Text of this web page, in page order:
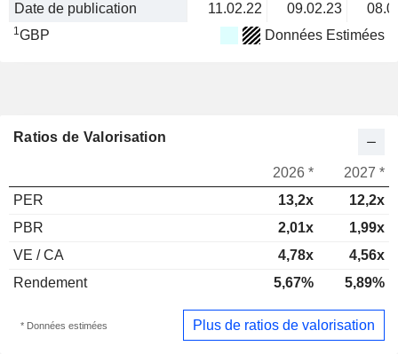
Date de publication
11.02.22 09.02.23
1GBP Données Estimées
Ratios de Valorisation
2026 *
2027 *
PER
13,2x
12,2x
PBR
2,01x
1,99x
VE / CA
4,78x
4,56x
Rendement
5,67% 5,89%
* Données estimées Plus de ratios de valorisation